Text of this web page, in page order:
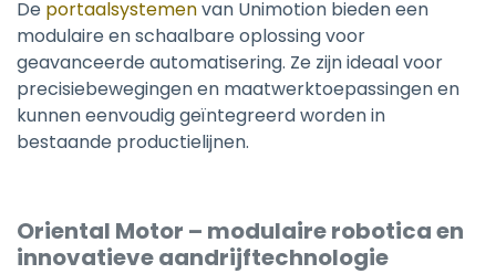
De portaalsystemenvan Unimotion bieden een
modulaire en schaalbare oplossing voor
geavanceerde automatisering. Ze zijn ideaal voor
precisiebewegingen en maatwerktoepassingen en
kunnen eenvoudig geïntegreerd worden in
bestaande productielijnen.
Oriental Motor – modulaire robotica en
innovatieve aandrijftechnologie